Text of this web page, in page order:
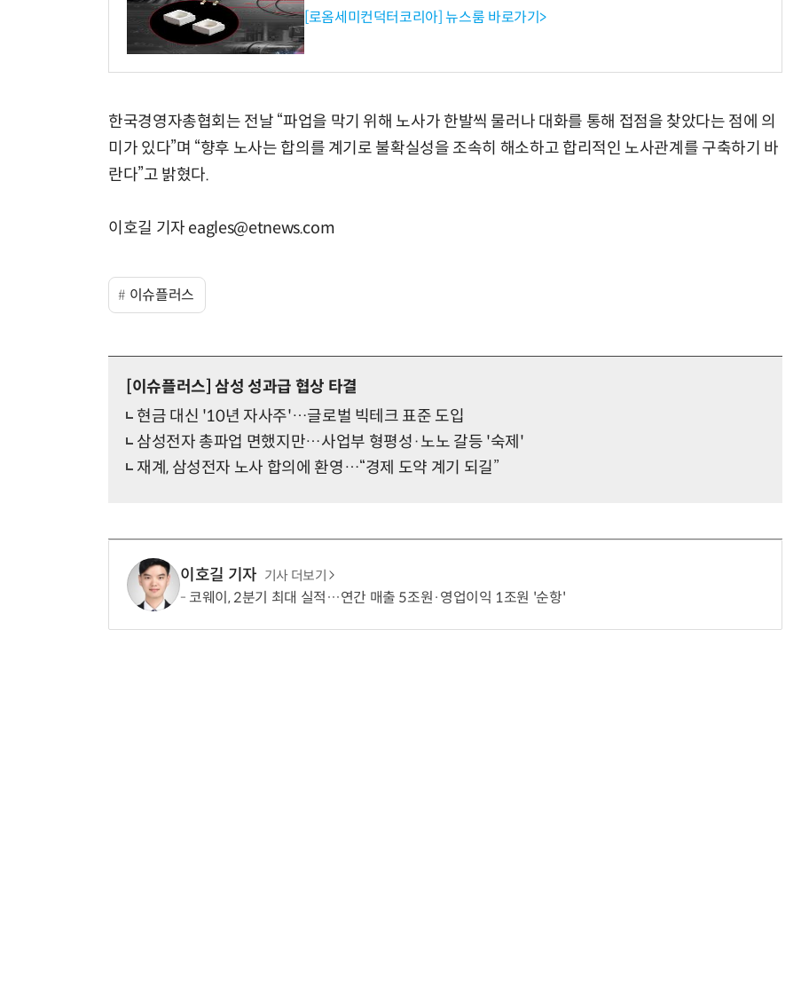
[로옴세미컨덕터코리아] 뉴스룸 바로가기>
한국경영자총협회는 전날 “파업을 막기 위해 노사가 한발씩 물러나 대화를 통해 접점을 찾았다는 점에 의
미가 있다”며 “향후 노사는 합의를 계기로 불확실성을 조속히 해소하고 합리적인 노사관계를 구축하기 바
란다”고 밝혔다.
이호길 기자 eagles@etnews.com
이슈플러스
[이슈플러스] 삼성 성과급 협상 타결
현금 대신 '10년 자사주'…글로벌 빅테크 표준 도입
삼성전자 총파업 면했지만…사업부 형평성·노노 갈등 '숙제'
재계, 삼성전자 노사 합의에 환영…“경제 도약 계기 되길”
이호길 기자 기사 더보기
코웨이, 2분기 최대 실적…연간 매출 5조원·영업이익 1조원 '순항'